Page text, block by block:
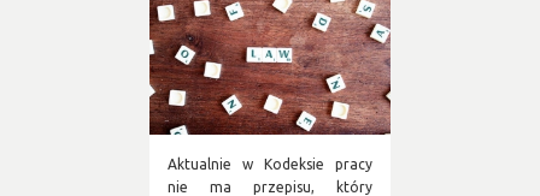
Aktualnie w Kodeksie pracy
nie ma przepisu, który